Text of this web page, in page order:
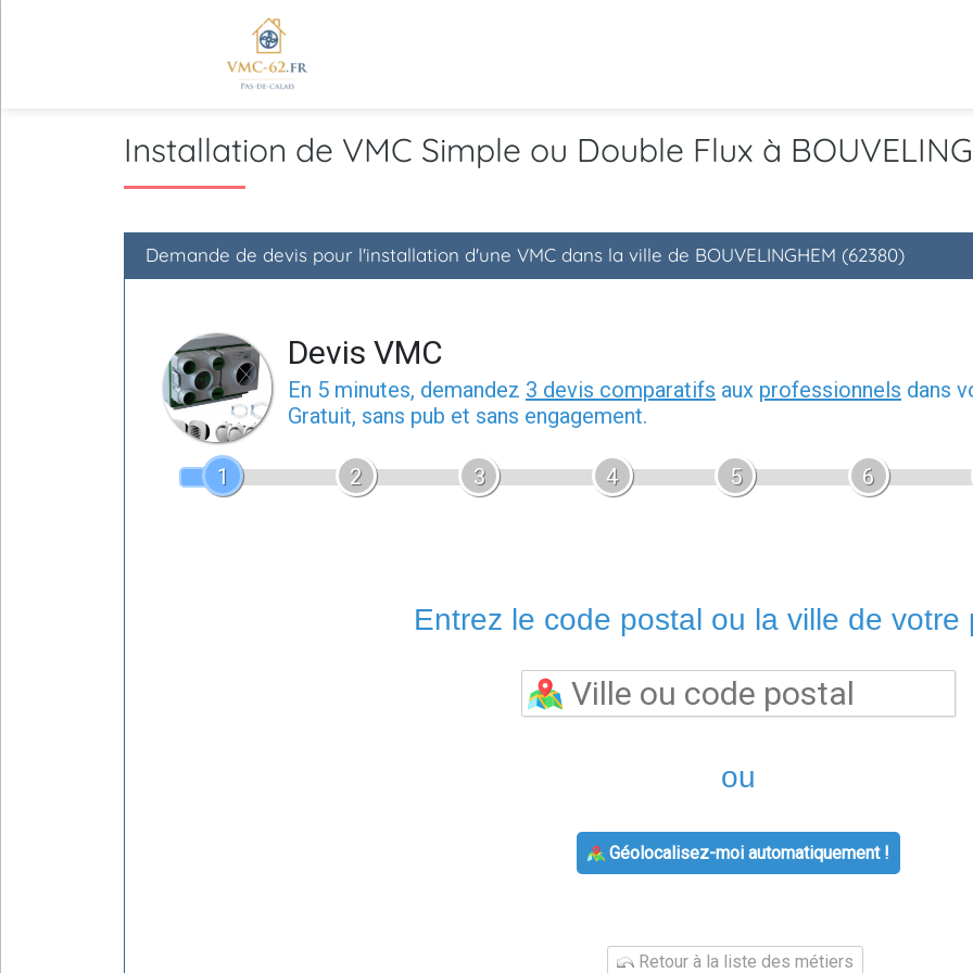
Installation de VMC Simple ou Double Flux à
Demande de devis pour l'installation d'une VMC dans la ville de BOUVELINGHEM (62380)
Devis VMC
En 5 minutes, demandez 3 devis comparatifs aux professionnels dans
Gratuit, sans pub et sans engagement.
1 2 3 4 5 6
Entrez le code postal ou la ville de votre
ou
Géolocalisez-moi automatiquement !
Retour à la liste des métiers